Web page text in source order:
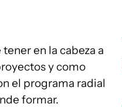
en la cabeza a
y como
el programa radial
formar.